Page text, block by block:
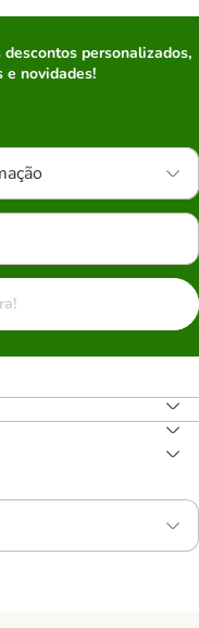
descontos personalizados,
e novidades!